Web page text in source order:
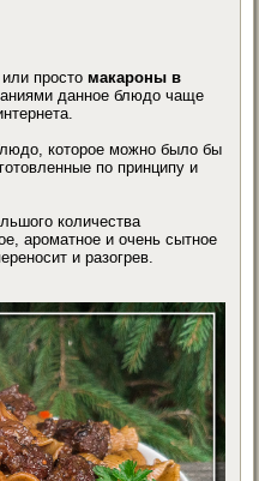
просто макароны в
данное блюдо чаще
которое можно было бы
по принципу и
количества
ароматное и очень сытное
и разогрев.